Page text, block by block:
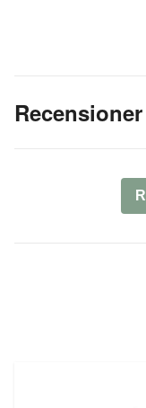
Recensioner